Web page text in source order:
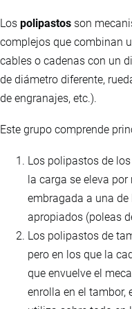
Los polipastos son
complejos que combinan
cables o cadenas con un
de diámetro diferente,
de engranajes, etc.).
Este grupo comprende
Los polipastos de
la carga se eleva
embragada a una
apropiados (poleas
Los polipastos de
pero en los que la
que envuelve el
enrolla en el tambor,